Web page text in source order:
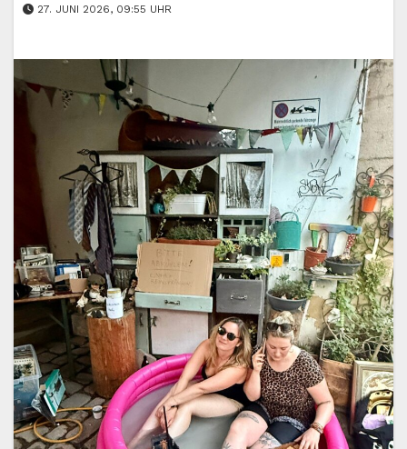
27. JUNI 2026, 09:55 UHR